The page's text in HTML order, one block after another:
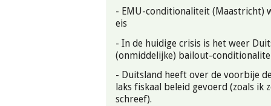
- EMU-conditionaliteit (Maastricht)
eis
- In de huidige crisis is het weer
(onmiddelijke) bailout-
- Duitsland heeft over de voorbije
laks fiskaal beleid gevoerd (zoals ik
schreef).